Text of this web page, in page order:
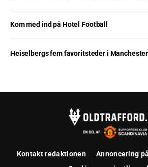
Kom med ind på Hotel Football
Heiselbergs fem favoritsteder i Manchester
Kontakt redaktionen
Annoncering